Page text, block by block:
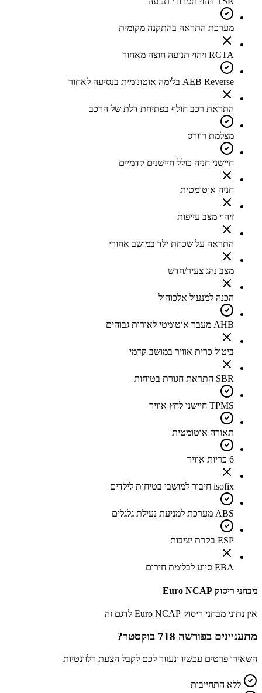
מערכת התראה בהתקנה מקומית
RCTA זיהוי תנועה חוצה מאחור
AEB Reverse בלימה אוטונומית בנסיעה לאחור
התראת רכב חולף בפתיחת דלת של הרכב
מצלמת רוורס
חיישני חניה כולל חיישנים קדמיים
חניה אוטומטית
זיהוי מצב עייפות
התראה על שכחת ילד במושב אחורי
מצב נהג צעיר/חדש
הכנה למנעול אלכוהול
AHB מעבר אוטומטי לאורות גבוהים
ביטול כרית אוויר במושב קדמי
SBR התראת חגורת בטיחות
TPMS חיישני לחץ אוויר
תאורה אוטומטית
6 כריות אוויר
isofix חיבור למושבי בטיחות לילדים
ABS מערכת למניעת נעילת גלגלים
ESP בקרת יציבות
EBA סיוע לבלימת חירום
מבחני ריסוק Euro NCAP
אין נתוני מבחני ריסוק Euro NCAP לדגם זה
מתעניינים בפורשה 718 בוקסטר ?
השאירו פרטים עכשיו ונעזור לכם לקבל הצעת רלוונטיות
ללא התחייבות